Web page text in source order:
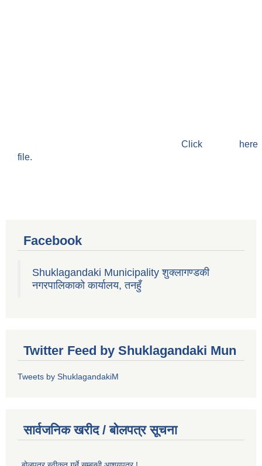
Click
file.
Facebook
Shuklagandaki Municipality शुक्लागण्डकी
नगरपालिकाको कार्यालय, तनहुँ
Twitter Feed by Shuklagandaki Mun
Tweets by ShuklagandakiM
सार्वजनिक खरीद / बोलपत्र सूचना